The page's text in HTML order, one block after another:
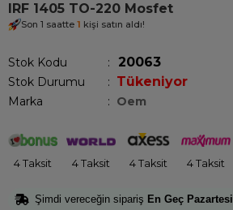
IRF 1405 TO-220 Mosfet
Son 1 saatte 1 kişi satın aldı!
Stok Kodu 20063
Stok Durumu : Tükeniyor
Marka : Oem
4 Taksit 4 Taksit 4 Taksit 4 Taksit
Şimdi vereceğin sipariş En Geç Pazartesi